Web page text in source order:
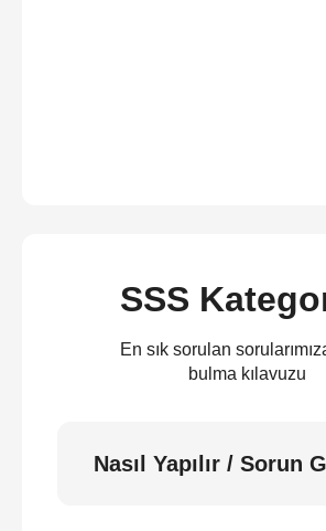
SSS
En sık sorulan
bulma kılavuzu
Nasıl Yapılır / Sorun